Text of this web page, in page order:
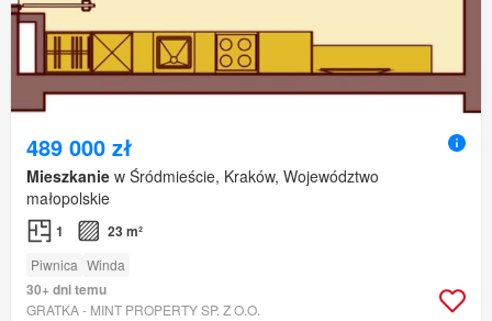
489 000 zł
Mieszkanie w Śródmieście, Kraków, Województwo
małopolskie
1 23 m²
Piwnica Winda
30+ dni temu
GRATKA - MINT PROPERTY SP. Z O.O.